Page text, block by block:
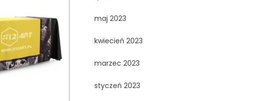
maj 2023
kwiecień 2023
marzec 2023
styczeń 2023